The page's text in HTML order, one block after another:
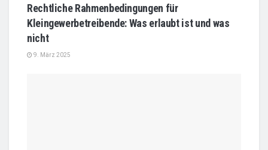
Rechtliche Rahmenbedingungen für
Kleingewerbetreibende: Was erlaubt ist und was
nicht
9. März 2025